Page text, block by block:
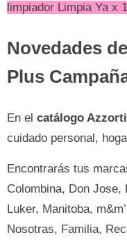
limpiador Limpia Ya x
Novedades
Plus
En el catálogo Azzorti
cuidado personal,
Encontrarás tus
Colombina, Don
Luker, Manitoba,
Nosotras, Familia,